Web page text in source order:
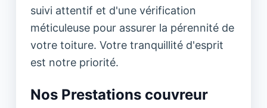
suivi attentif et d'une vérification
méticuleuse pour assurer la pérennité de
votre toiture. Votre tranquillité d'esprit
est notre priorité.
Nos Prestations couvreur